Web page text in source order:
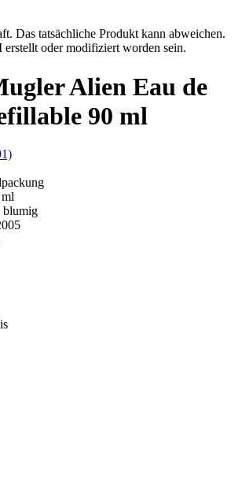
Das tatsächliche Produkt kann abweichen.
oder modifiziert worden sein.
Alien Eau de
90 ml
blumig